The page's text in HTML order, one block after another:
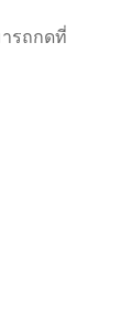
รถกดที่